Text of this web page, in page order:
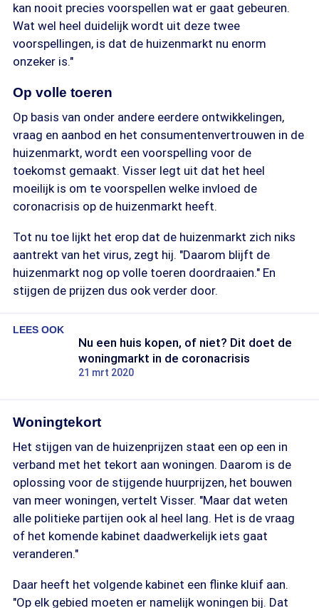
kan nooit precies voorspellen wat er gaat gebeuren.
Wat wel heel duidelijk wordt uit deze twee
voorspellingen, is dat de huizenmarkt nu enorm
onzeker is."
Op volle toeren
Op basis van onder andere eerdere ontwikkelingen,
vraag en aanbod en het consumentenvertrouwen in de
huizenmarkt, wordt een voorspelling voor de
toekomst gemaakt. Visser legt uit dat het heel
moeilijk is om te voorspellen welke invloed de
coronacrisis op de huizenmarkt heeft.
Tot nu toe lijkt het erop dat de huizenmarkt zich niks
aantrekt van het virus, zegt hij. "Daarom blijft de
huizenmarkt nog op volle toeren doordraaien." En
stijgen de prijzen dus ook verder door.
LEES OOK
Nu een huis kopen, of niet? Dit doet de
woningmarkt in de coronacrisis
21 mrt 2020
Woningtekort
Het stijgen van de huizenprijzen staat een op een in
verband met het tekort aan woningen. Daarom is de
oplossing voor de stijgende huurprijzen, het bouwen
van meer woningen, vertelt Visser. "Maar dat weten
alle politieke partijen ook al heel lang. Het is de vraag
of het komende kabinet daadwerkelijk iets gaat
veranderen."
Daar heeft het volgende kabinet een flinke kluif aan.
"Op elk gebied moeten er namelijk woningen bij. Dat